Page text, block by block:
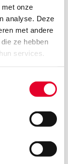
onze
analyse. Deze
met andere
ze hebben
services.